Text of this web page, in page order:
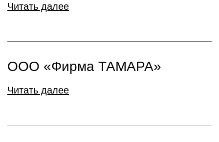
Читать далее
ООО «Фирма ТАМАРА»
Читать далее